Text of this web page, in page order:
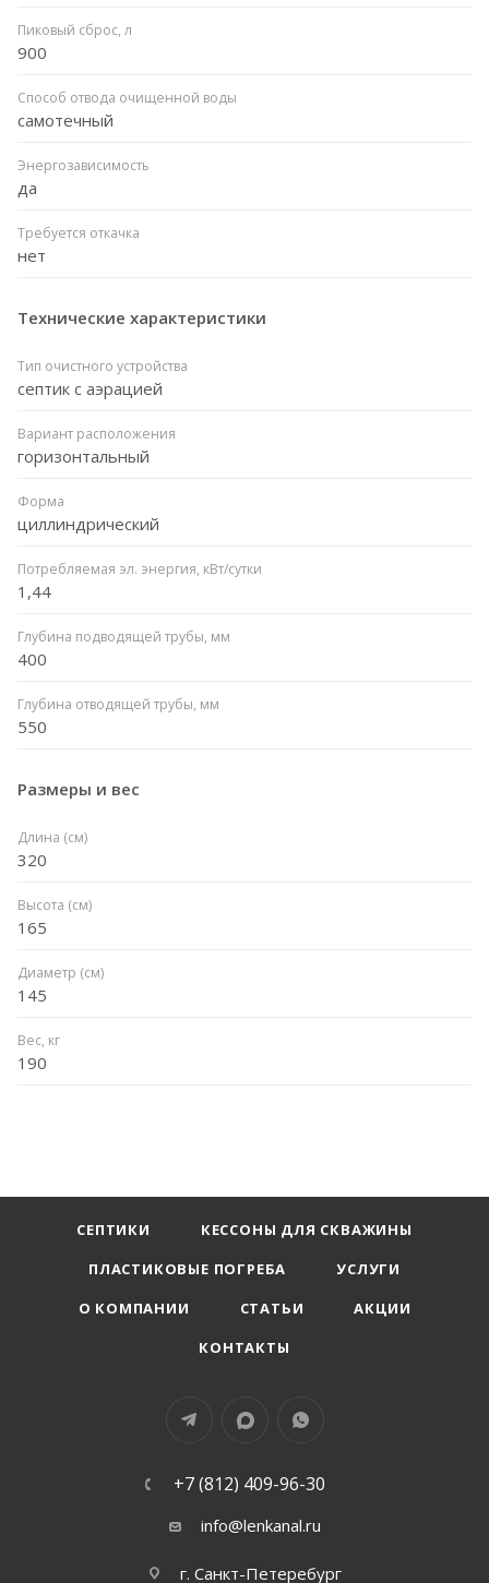
Пиковый сброс, л
900
Способ отвода очищенной воды
самотечный
Энергозависимость
да
Требуется откачка
нет
Технические характеристики
Тип очистного устройства
септик с аэрацией
Вариант расположения
горизонтальный
Форма
циллиндрический
Потребляемая эл. энергия, кВт/сутки
1,44
Глубина подводящей трубы, мм
400
Глубина отводящей трубы, мм
550
Размеры и вес
Длина (см)
320
Высота (см)
165
Диаметр (см)
145
Вес, кг
190
СЕПТИКИ
КЕССОНЫ ДЛЯ СКВАЖИНЫ
ПЛАСТИКОВЫЕ ПОГРЕБА
УСЛУГИ
О КОМПАНИИ
СТАТЬИ
АКЦИИ
КОНТАКТЫ
+7 (812) 409-96-30
info@lenkanal.ru
г. Санкт-Петеребург